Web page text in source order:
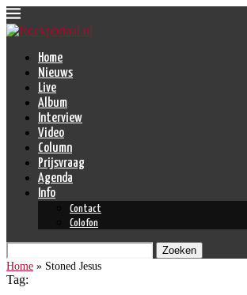
Home
Nieuws
Live
Album
Interview
Video
Column
Prijsvraag
Agenda
Info
Contact
Colofon
Zoeken
Home » Stoned Jesus
Tag: